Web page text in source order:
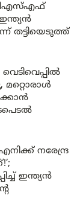
തട്ടിയെടുത്ത്
മറ്റൊരാൾ
നരേന്ദ്ര
ഇന്ത്യൻ